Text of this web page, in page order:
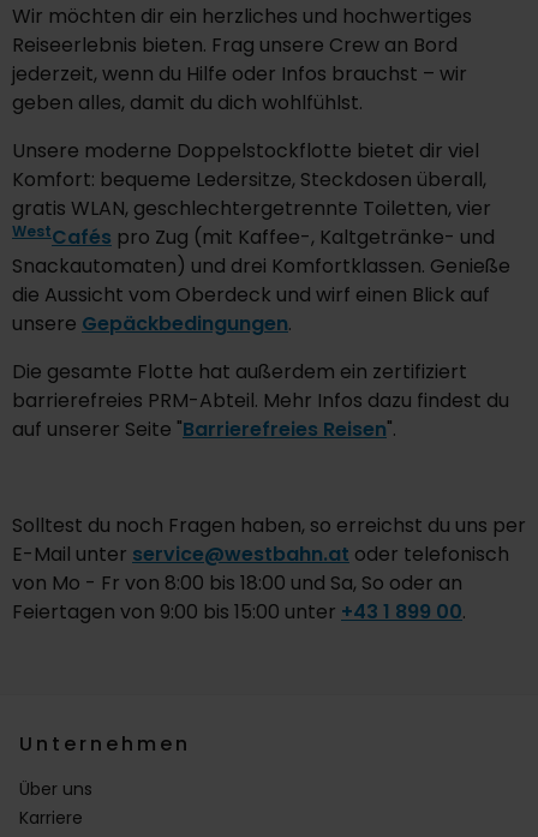
Wir möchten dir ein herzliches und hochwertiges
Reiseerlebnis bieten. Frag unsere Crew an Bord
jederzeit, wenn du Hilfe oder Infos brauchst – wir
geben alles, damit du dich wohlfühlst.
Unsere moderne Doppelstockflotte bietet dir viel
Komfort: bequeme Ledersitze, Steckdosen überall,
gratis WLAN, geschlechtergetrennte Toiletten, vier
WestCafés pro Zug (mit Kaffee-, Kaltgetränke- und
Snackautomaten) und drei Komfortklassen. Genieße
die Aussicht vom Oberdeck und wirf einen Blick auf
unsere Gepäckbedingungen.
Die gesamte Flotte hat außerdem ein zertifiziert
barrierefreies PRM-Abteil. Mehr Infos dazu findest du
auf unserer Seite "Barrierefreies Reisen".
Solltest du noch Fragen haben, so erreichst du uns per
E-Mail unter service@westbahn.at oder telefonisch
von Mo - Fr von 8:00 bis 18:00 und Sa, So oder an
Feiertagen von 9:00 bis 15:00 unter +43 1 899 00.
Unternehmen
Über uns
Karriere